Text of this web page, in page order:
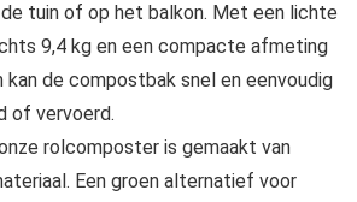
tuin of op het balkon. Met een lichte
9,4 kg en een compacte afmeting
kan de compostbak snel en eenvoudig
of vervoerd.
rolcomposter is gemaakt van
Een groen alternatief voor